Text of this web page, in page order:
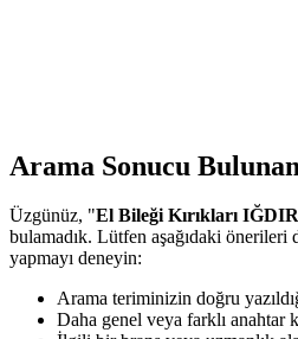
Arama Sonucu
Üzgünüz, "El Bileği Kırıkları IĞDIR
bulamadık. Lütfen aşağıdaki önerileri
yapmayı deneyin:
Arama teriminizin doğru
Daha genel veya farklı anahtar